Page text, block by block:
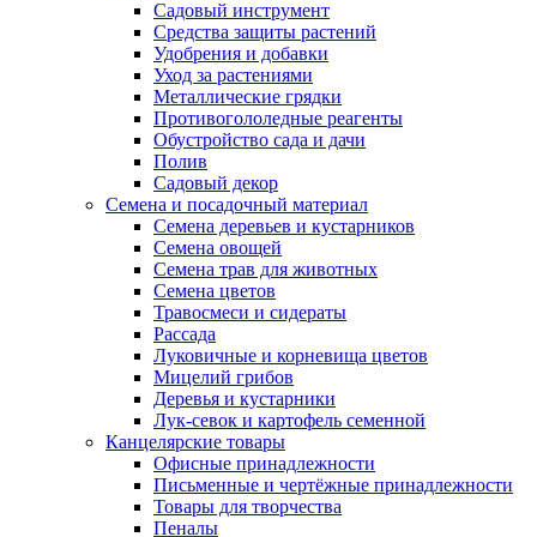
Садовый инструмент
Средства защиты растений
Удобрения и добавки
Уход за растениями
Металлические грядки
Противогололедные реагенты
Обустройство сада и дачи
Полив
Садовый декор
Семена и посадочный материал
Семена деревьев и кустарников
Семена овощей
Семена трав для животных
Семена цветов
Травосмеси и сидераты
Рассада
Луковичные и корневища цветов
Мицелий грибов
Деревья и кустарники
Лук-севок и картофель семенной
Канцелярские товары
Офисные принадлежности
Письменные и чертёжные принадлежности
Товары для творчества
Пеналы